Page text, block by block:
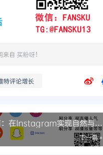
来自 买粉呀！
特评论增长
：在Instagram实现自然与付
费的协同效应
下一篇 »